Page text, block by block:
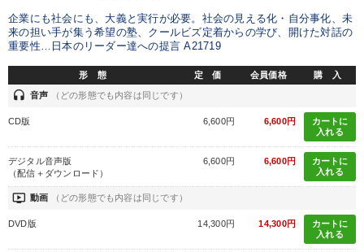
企業にも社会にも、大義と実行が必要。社会の見える化・自分事化、未
来の担い手が集う希望の塾、クールビズ定着からの学び、開けた対話の
重要性…日本のリーダー達への提言 A21719
形 態 定 価 会員価格 購 入
headset 音声 （どの形態でも内容は同じです）
CD版 6,600円 6,600円
カートに
入れる
デジタル音声版
（配信＋ダウンロード）
6,600円 6,600円
カートに
入れる
ondemand_video 動画 （どの形態でも内容は同じです）
DVD版 14,300円 14,300円
カートに
入れる